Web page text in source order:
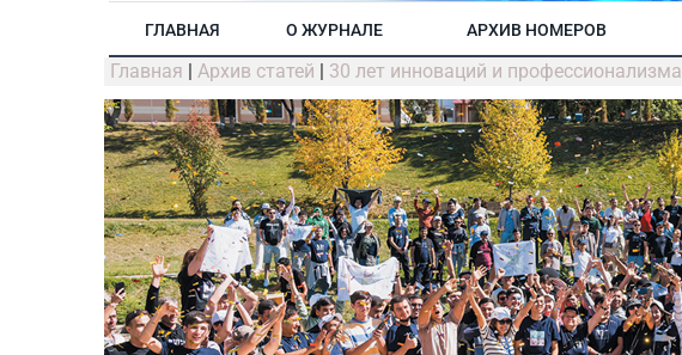
ГЛАВНАЯ О ЖУРНАЛЕ АРХИВ НОМЕРОВ
Главная | Архив статей | 30 лет инноваций и профессионализма